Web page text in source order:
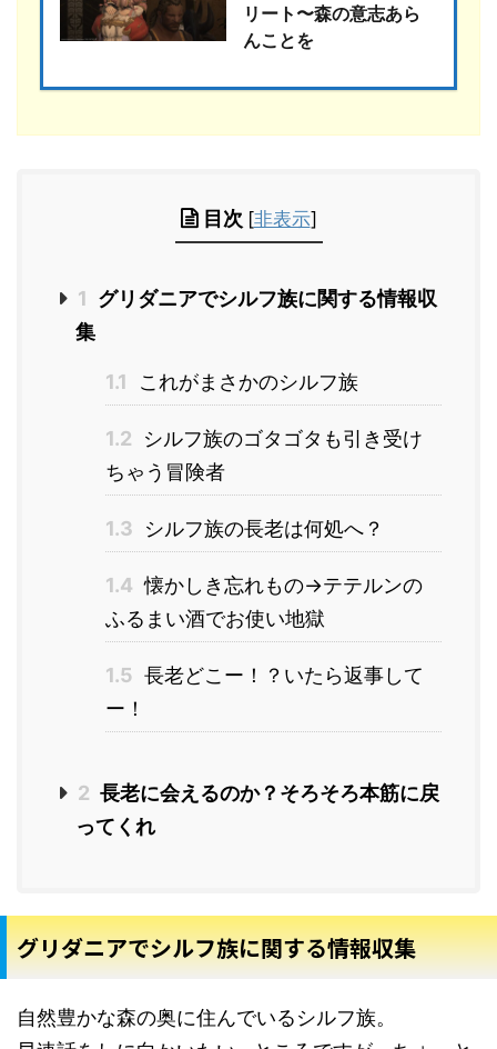
リート〜森の意志あら
んことを
目次 [非表示]
1 グリダニアでシルフ族に関する情報収
集
1.1 これがまさかのシルフ族
1.2
シルフ族のゴタゴタも引き受け
ちゃう冒険者
1.3 シルフ族の長老は何処へ？
1.4 懐かしき忘れもの→テテルンの
ふるまい酒でお使い地獄
1.5 長老どこー！？いたら返事して
ー！
2 長老に会えるのか？そろそろ本筋に戻
ってくれ
グリダニアでシルフ族に関する情報収集
自然豊かな森の奥に住んでいるシルフ族。